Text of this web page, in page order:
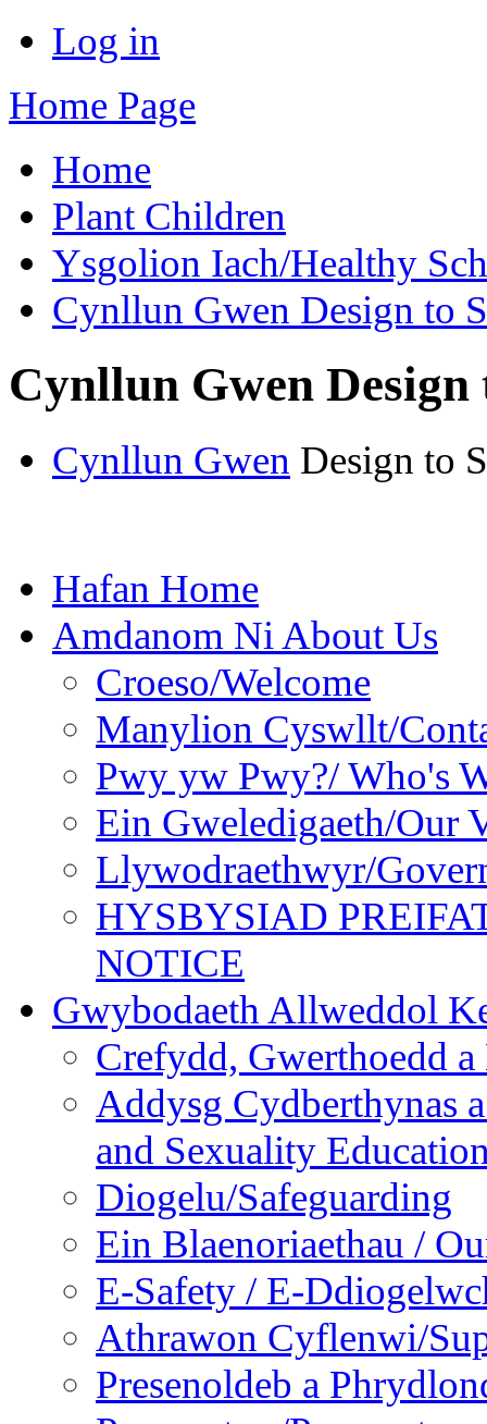
Log in
Home Page
Home
Plant Children
Ysgolion Iach/Healthy
Cynllun Gwen Design to
Cynllun Gwen Design
Cynllun Gwen Design to
Hafan Home
Amdanom Ni About Us
Croeso/Welcome
Manylion Cyswllt/
Pwy yw Pwy?/ Who's
Ein Gweledigaeth/Our
Llywodraethwyr/
HYSBYSIAD
NOTICE
Gwybodaeth Allweddol
Crefydd, Gwerthoedd
Addysg Cydberthynas
and Sexuality
Diogelu/Safeguarding
Ein Blaenoriaethau /
E-Safety / E-
Athrawon Cyflenwi/
Presenoldeb a